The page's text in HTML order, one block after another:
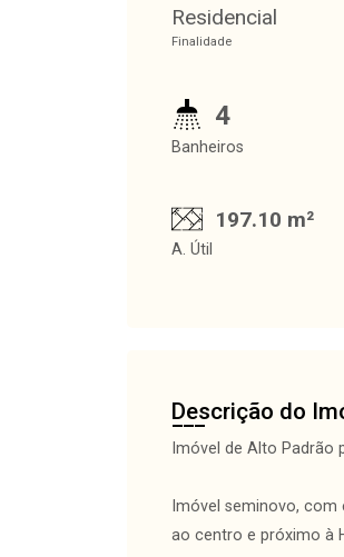
Residencial
Finalidade
4
Banheiros
197.10 m²
A. Útil
Descrição do
Imóvel de Alto Padrão
Imóvel seminovo,
ao centro e próximo à